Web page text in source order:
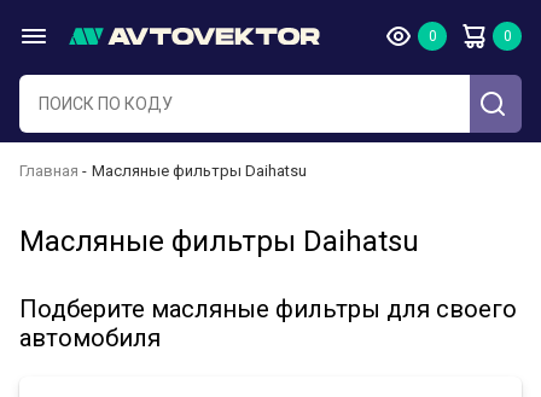
Главная Масляные фильтры Daihatsu
Масляные фильтры Daihatsu
Подберите масляные фильтры для своего
автомобиля